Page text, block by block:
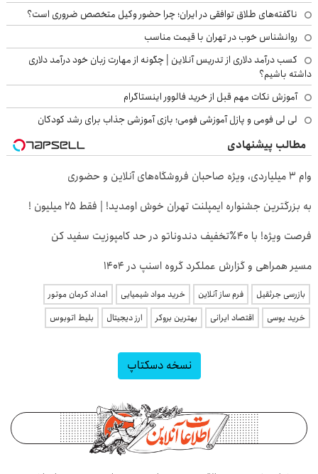
ناگفته‌های طلاق توافقی در ایران؛ چرا حضور وکیل متخصص ضروری است؟
روانشناس خوب در تهران با قیمت مناسب
کسب درآمد دلاری از تدریس آنلاین | چگونه از مهارت زبان خود درآمد دلاری
داشته باشیم؟
آموزش نکات مهم قبل از خرید فالوور اینستاگرام
لی لی فومی و پازل آموزشی فومی؛ بازی آموزشی جذاب برای رشد کودکان
مطالب پیشنهادی
وام ۳ میلیاردی، ویژه صاحبان فروشگاه‌های آنلاین و حضوری
به بزرگترین جشنواره ایمپلنت تهران خوش اومدید! | فقط ۲۵ میلیون !
فرصت ویژه! با 40٪تخفیف دندوناتو در حد کامپوزیت سفید کن
مسیر همراهی و گزارش عملکرد گروه اسنپ در ۱۴۰۴
بازرسی جرثقیل فرم ساز آنلاین خرید مواد شیمیایی
امداد کرمان موتور
خرید یوسی
اقتصاد ایرانی بهترین بروکر ارز دیجیتال بلیط اتوبوس
نسخه دسکتاپ